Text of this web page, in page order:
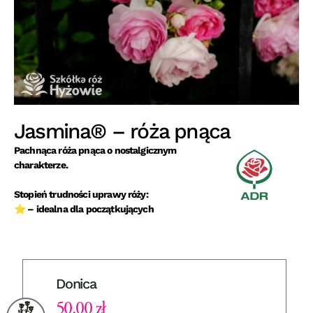
Jasmina® – róża pnąca
Pachnąca róża pnąca o nostalgicznym
charakterze.
Stopień trudności uprawy róży:
⭐ – idealna dla początkujących
Donica